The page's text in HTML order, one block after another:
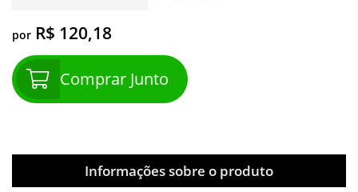
por R$ 120,18
Comprar Junto
Informações sobre o produto